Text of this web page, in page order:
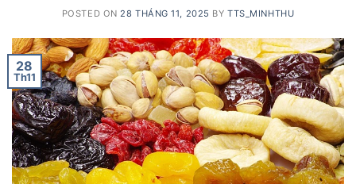
POSTED ON28 THÁNG 11, 2025 BYTTS_MINHTHU
28
Th11